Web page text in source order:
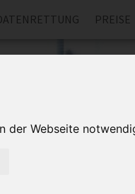
der Webseite
PREISE